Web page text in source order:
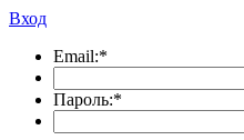
Вход
Email:*
Пароль:*